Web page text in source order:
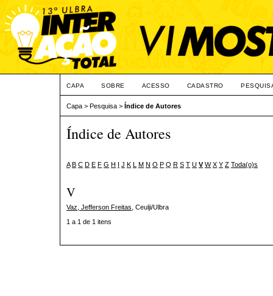
CAPA SOBRE ACESSO CADASTRO
Capa > Pesquisa > Índice de Autores
Índice de Autores
A B C D E F G H I J K L M N O P Q R S T U V W X Y Z Toda(o)s
V
Vaz, Jefferson Freitas , Ceulji/Ulbra
1 a 1 de 1 itens